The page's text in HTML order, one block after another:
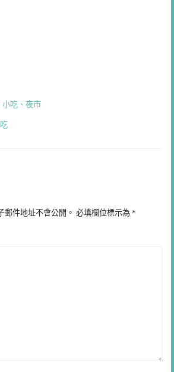
小吃、夜市
郵件地址不會公開。 必填欄位標示為 *